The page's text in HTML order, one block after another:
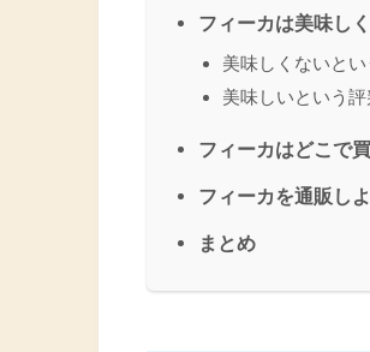
フィーカは美味し
美味しくないとい
美味しいという評
フィーカはどこで
フィーカを通販しよ
まとめ